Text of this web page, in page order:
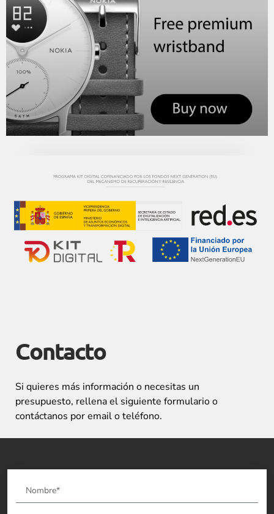
Contacto
Si quieres más información o necesitas un
presupuesto, rellena el siguiente formulario o
contáctanos por email o teléfono.